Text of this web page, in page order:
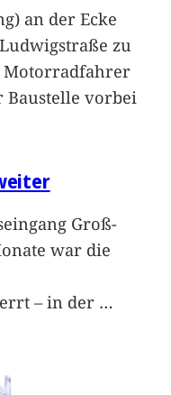
an der Ecke
zu
Motorradfahrer
Baustelle vorbei
Groß-
war die
– in der …